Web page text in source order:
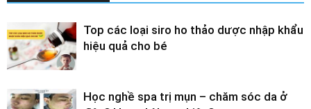
Top các loại siro ho thảo dược nhập khẩu
hiệu quả cho bé
Học nghề spa trị mụn – chăm sóc da ở